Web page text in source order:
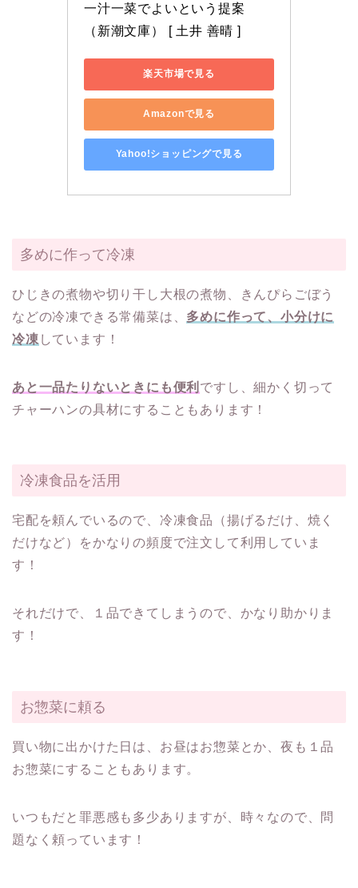
一汁一菜でよいという提案
（新潮文庫） [ 土井 善晴 ]
楽天市場で見る
Amazonで見る
Yahoo!ショッピングで見る
多めに作って冷凍
ひじきの煮物や切り干し大根の煮物、きんぴらごぼう
などの冷凍できる常備菜は、 多めに作って、小分けに
冷凍 しています！
あと一品たりないときにも便利 ですし、細かく切って
チャーハンの具材にすることもあります！
冷凍食品を活用
宅配を頼んでいるので、冷凍食品（揚げるだけ、焼く
だけなど）をかなりの頻度で注文して利用していま
す！
それだけで、１品できてしまうので、かなり助かりま
す！
お惣菜に頼る
買い物に出かけた日は、お昼はお惣菜とか、夜も１品
お惣菜にすることもあります。
いつもだと罪悪感も多少ありますが、時々なので、問
題なく頼っています！